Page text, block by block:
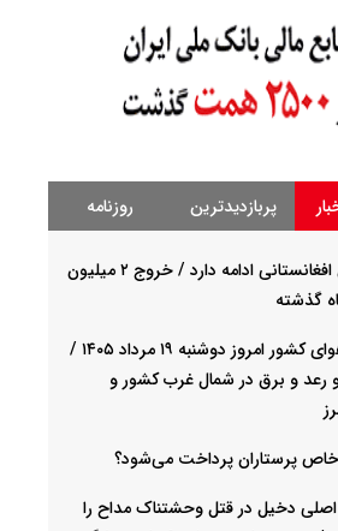
پربازدیدترین روزنامه
اخراج اتباع افغانستانی ادامه دارد / خروج ۲ میلیون
وضعیت هوای کشور امروز دوشنبه ۱۹ مرداد ۱۴۰۵ /
و رعد و برق در شمال غرب کشور و
خاص پرستاران پرداخت می‌شود‌؟
دخیل در قتل وحشتناک مداح را